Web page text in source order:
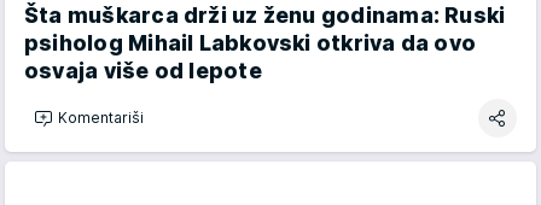
Šta muškarca drži uz ženu godinama: Ruski
psiholog Mihail Labkovski otkriva da ovo
osvaja više od lepote
Komentariši